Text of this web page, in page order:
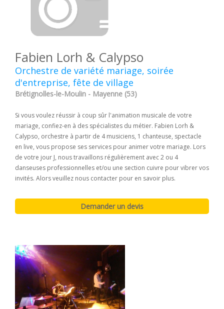
Fabien Lorh & Calypso
Orchestre de variété mariage, soirée
d'entreprise, fête de village
Brétignolles-le-Moulin - Mayenne (53)
Si vous voulez réussir à coup sûr l'animation musicale de votre
mariage, confiez-en à des spécialistes du métier. Fabien Lorh &
Calypso, orchestre à partir de 4 musiciens, 1 chanteuse, spectacle
en live, vous propose ses services pour animer votre mariage. Lors
de votre jour J, nous travaillons régulièrement avec 2 ou 4
danseuses professionnelles et/ou une section cuivre pour vibrer vos
invités. Alors veuillez nous contacter pour en savoir plus.